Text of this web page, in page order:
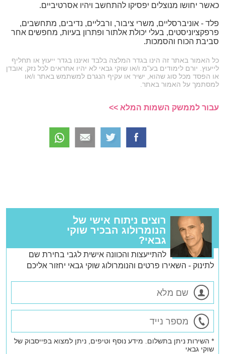
כאשר יחושו מנוצלים יפסיקו להתחשב ויהיו אסרטיביים.
פלד - אוניברסליים, משרי ציבור, ורבליים, נדיבים, מתחשבים,
פרפקציוניסטים, בעלי יכולת אלתור ופתרון בעיות, מחפשים אחר
סביבת הכוח והסמכות.
כל האמור באתר זה הינו בגדר המלצה בלבד ואיננו בגדר ייעוץ או תחליף
לייעוץ. יורם לימודים בע"מ ו/או שוקי גבאי לא יהיו אחראים לכל נזק, אובדן
או הפסד מכל סוג שהוא, ישיר או עקיף הנגרם למשתמש באתר ו/או
למסתמך על האמור באתר.
עבור לממשק השמות המלא >>
רוצים ניתוח אישי של
הנומרולוג הבכיר שוקי
גבאי?
להתייעצות והכוונה אישית לגבי בחירת שם
לתינוק - השאירו פרטים והנומרולוג שוקי גבאי יחזור אליכם
* השירות ניתן בתשלום. מידע נוסף וטיפים, ניתן למצוא בפייסבוק של
שוקי גבאי